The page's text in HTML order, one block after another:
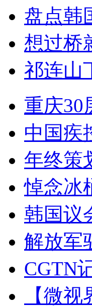
盘点韩
想过桥
祁连山
重庆
中国疾
年终策
悼念冰
韩国议
解放军
CGTN
【微